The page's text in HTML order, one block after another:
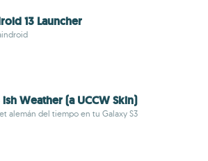
13 Launcher
ish Weather (a UCCW Skin)
alemán del tiempo en tu Galaxy S3